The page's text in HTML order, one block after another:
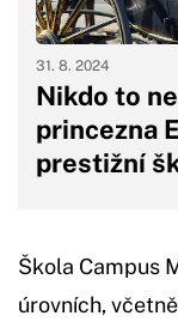
Nikdo to
princezna
prestižní
31. 8. 2024
Škola Campus
úrovních,